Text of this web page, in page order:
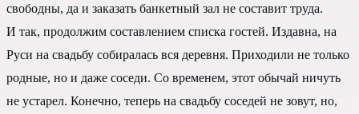
свободны, да и заказать банкетный зал не составит труда.
И так, продолжим составлением списка гостей. Издавна, на
Руси на свадьбу собиралась вся деревня. Приходили не только
родные, но и даже соседи. Со временем, этот обычай ничуть
не устарел. Конечно, теперь на свадьбу соседей не зовут, но,